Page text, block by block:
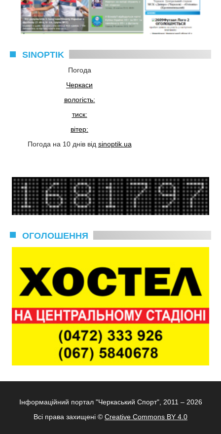
SINOPTIK
Погода
Черкаси
вологість:
тиск:
вітер:
Погода на 10 днів від sinoptik.ua
ОГОЛОШЕННЯ
Інформаційний портал "Черкаський Спорт", 2011 – 2026
Всі права захищені © Creative Commons BY 4.0